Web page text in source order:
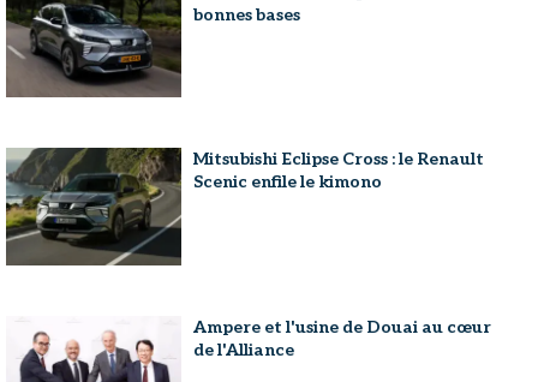
bonnes bases
Mitsubishi Eclipse Cross : le Renault
Scenic enfile le kimono
Ampere et l'usine de Douai au cœur
de l'Alliance